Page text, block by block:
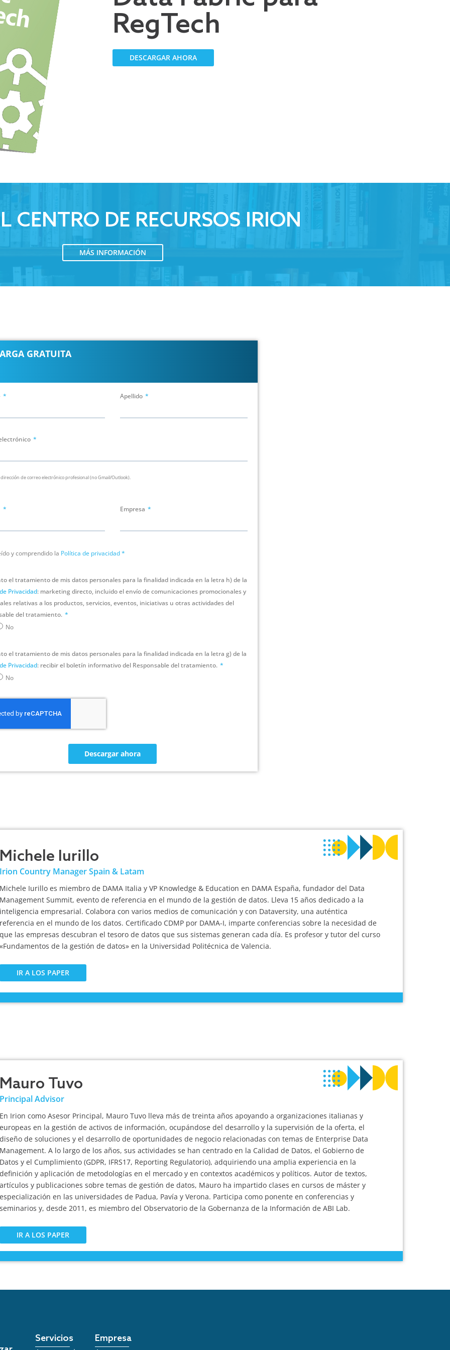
RegTech
DESCARGAR AHORA
CENTRO DE RECURSOS IRION
MÁS INFORMACIÓN
GRATUITA
Apellido
de correo electrónico profesional (no Gmail/Outlook).
Empresa
y comprendido la Política de privacidad*
el tratamiento de mis datos personales para la finalidad indicada en la letra h) de la
Privacidad: marketing directo, incluido el envío de comunicaciones promocionales y
relativas a los productos, servicios, eventos, iniciativas u otras actividades del
del tratamiento.
No
el tratamiento de mis datos personales para la finalidad indicada en la letra g) de la
Privacidad: recibir el boletín informativo del Responsable del tratamiento.
No
Descargar ahora
Michele Iurillo
Irion Country Manager Spain & Latam
Michele Iurillo es miembro de DAMA Italia y VP Knowledge & Education en DAMA España, fundador del Data
Management Summit, evento de referencia en el mundo de la gestión de datos. Lleva 15 años dedicado a la
inteligencia empresarial. Colabora con varios medios de comunicación y con Dataversity, una auténtica
referencia en el mundo de los datos. Certificado CDMP por DAMA-I, imparte conferencias sobre la necesidad de
que las empresas descubran el tesoro de datos que sus sistemas generan cada día. Es profesor y tutor del curso
«Fundamentos de la gestión de datos» en la Universidad Politécnica de Valencia.
IR A LOS PAPER
Mauro Tuvo
Principal Advisor
En Irion como Asesor Principal, Mauro Tuvo lleva más de treinta años apoyando a organizaciones italianas y
europeas en la gestión de activos de información, ocupándose del desarrollo y la supervisión de la oferta, el
diseño de soluciones y el desarrollo de oportunidades de negocio relacionadas con temas de Enterprise Data
Management. A lo largo de los años, sus actividades se han centrado en la Calidad de Datos, el Gobierno de
Datos y el Cumplimiento (GDPR, IFRS17, Reporting Regulatorio), adquiriendo una amplia experiencia en la
definición y aplicación de metodologías en el mercado y en contextos académicos y políticos. Autor de textos,
artículos y publicaciones sobre temas de gestión de datos, Mauro ha impartido clases en cursos de máster y
especialización en las universidades de Padua, Pavía y Verona. Participa como ponente en conferencias y
seminarios y, desde 2011, es miembro del Observatorio de la Gobernanza de la Información de ABI Lab.
IR A LOS PAPER
Servicios
Empresa